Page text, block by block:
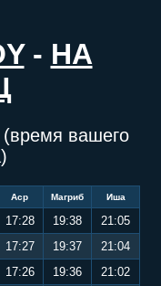
- НА
вашего
Аср Магриб Иша
17:28 19:38
21:05
17:27 19:37
21:04
17:26 19:36
21:02